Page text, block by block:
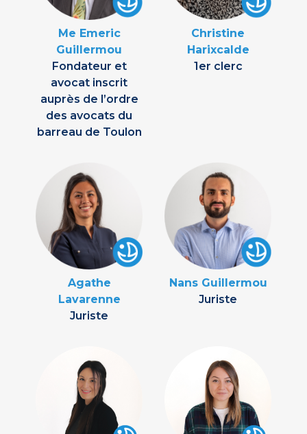
Me Emeric
Guillermou
Fondateur et
avocat inscrit
auprès de l’ordre
des avocats du
barreau de Toulon
Christine
Harixcalde
1er clerc
Agathe
Lavarenne
Juriste
Nans Guillermou
Juriste